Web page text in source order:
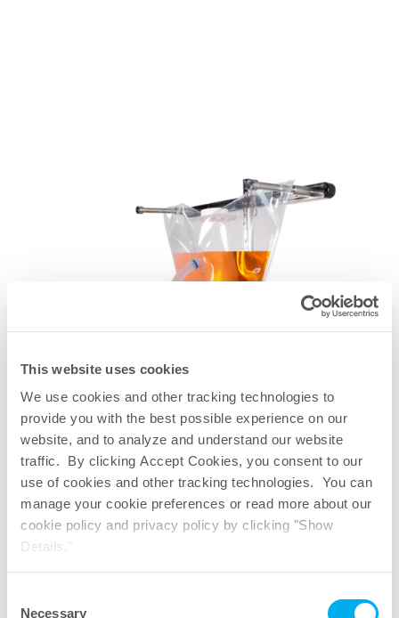
This website uses cookies
We use cookies and other tracking technologies to
provide you with the best possible experience on our
website, and to analyze and understand our website
traffic. By clicking Accept Cookies, you consent to our
use of cookies and other tracking technologies. You can
manage your cookie preferences or read more about our
cookie policy and privacy policy by clicking "Show
Details."
Necessary
TepoFlex®标准指南